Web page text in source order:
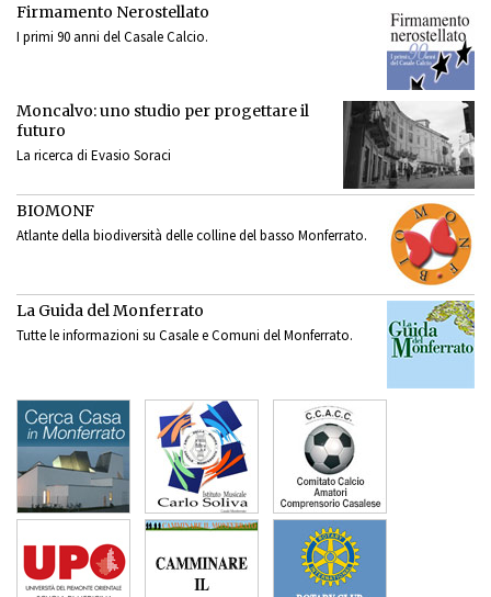
Firmamento Nerostellato
I primi 90 anni del Casale Calcio.
Moncalvo: uno studio per progettare il
futuro
La ricerca di Evasio Soraci
BIOMONF
Atlante della biodiversità delle colline del basso Monferrato.
La Guida del Monferrato
Tutte le informazioni su Casale e Comuni del Monferrato.